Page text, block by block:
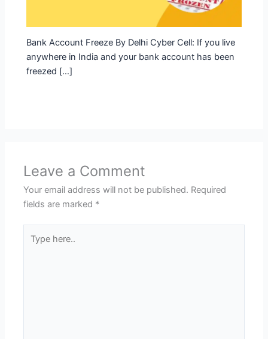
Bank Account Freeze By Delhi Cyber Cell: If you live
anywhere in India and your bank account has been
freezed […]
Leave a Comment
Your email address will not be published. Required
fields are marked *
here..